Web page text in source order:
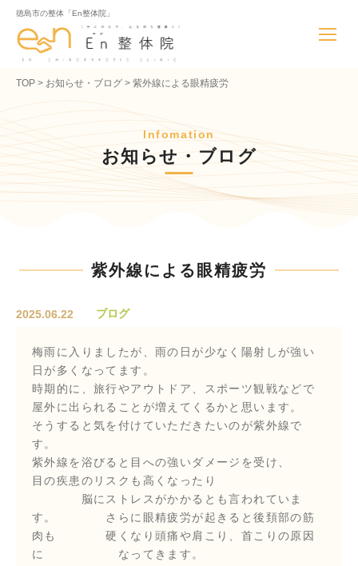
徳島市の整体「En整体院」
TOP お知らせ・ブログ 紫外線による眼精疲労
Infomation
お知らせ・ブログ
紫外線による眼精疲労
2025.06.22 ブログ
梅雨に入りましたが、雨の日が少なく陽射しが強い
日が多くなってます。
時期的に、旅行やアウトドア、スポーツ観戦などで
屋外に出られることが増えてくるかと思います。
そうすると気を付けていただきたいのが紫外線で
す。
紫外線を浴びると目への強いダメージを受け、
目の疾患のリスクも高くなったり
脳にストレスがかかるとも言われていま
す。 さらに眼精疲労が起きると後頚部の筋
肉も 硬くなり頭痛や肩こり、首こりの原因
に なってきます。